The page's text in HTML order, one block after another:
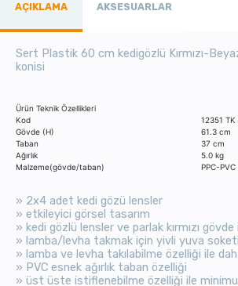
AÇIKLAMA AKSESUARLAR
Sert Plastik 60 cm kedigözlü Kırmızı-
konisi
Ürün Teknik Özellikleri
Kod
12351 TK
Gövde (H)
61.3 cm
Taban
37 cm
Ağırlık
5.0 kg
Malzeme(gövde/taban)
PPC-PVC
» 2x4 adet kedi gözü lensler
» etkileyici görsel tasarım
» kedi gözlü lensler ve parlak kırmızı
» lamba/levha takmak için yivli yuva soketi
» lamba ve levha takılabilme özelliği ile
» PVC esnek ağırlık taban özelliği
» üst üste istiflenebilme özelliği ile